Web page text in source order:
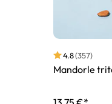
4.8(357)
Mandorle